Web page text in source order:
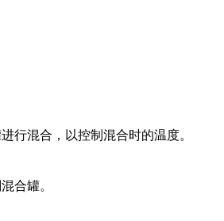
行混合，以控制混合时的温度。
合罐。